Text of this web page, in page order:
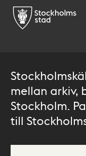
mellan arkiv,
Stockholm.
till